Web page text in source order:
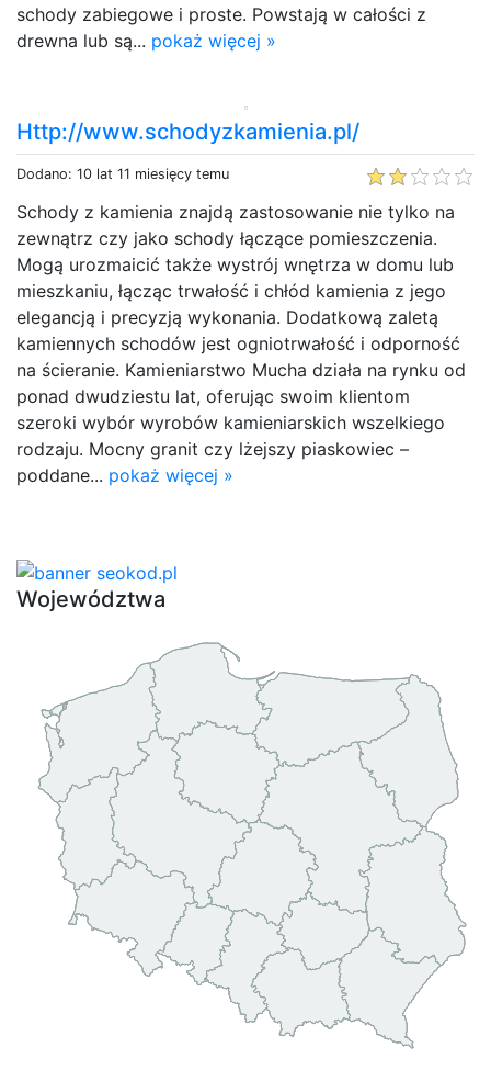
schody zabiegowe i proste. Powstają w całości z
drewna lub są... pokaż więcej »
Http://www.schodyzkamienia.pl/
Dodano: 10 lat 11 miesięcy temu
Schody z kamienia znajdą zastosowanie nie tylko na
zewnątrz czy jako schody łączące pomieszczenia.
Mogą urozmaicić także wystrój wnętrza w domu lub
mieszkaniu, łącząc trwałość i chłód kamienia z jego
elegancją i precyzją wykonania. Dodatkową zaletą
kamiennych schodów jest ogniotrwałość i odporność
na ścieranie. Kamieniarstwo Mucha działa na rynku od
ponad dwudziestu lat, oferując swoim klientom
szeroki wybór wyrobów kamieniarskich wszelkiego
rodzaju. Mocny granit czy lżejszy piaskowiec –
poddane... pokaż więcej »
Województwa